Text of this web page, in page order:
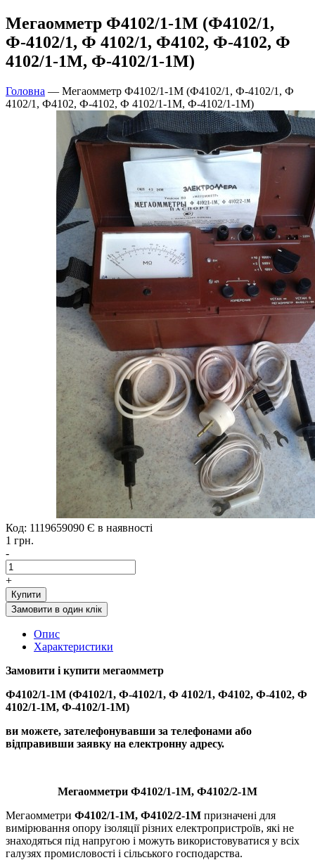
Мегаомметр Ф4102/1-1М (Ф4102/1,
Ф-4102/1, Ф 4102/1, Ф4102, Ф-4102, Ф
4102/1-1М, Ф-4102/1-1М)
Головна — Мегаомметр Ф4102/1-1М (Ф4102/1, Ф-4102/1, Ф
4102/1, Ф4102, Ф-4102, Ф 4102/1-1М, Ф-4102/1-1М)
Код: 1119659090 Є в наявності
1 грн.
-
+
Купити
Замовити в один клік
Опис
Характеристики
Замовити і купити мегаомметр
Ф4102/1-1М (Ф4102/1, Ф-4102/1, Ф 4102/1, Ф4102, Ф-4102, Ф
4102/1-1М, Ф-4102/1-1М)
ви можете, зателефонувавши за телефонами або
відправивши заявку на електронну адресу.
Мегаомметри Ф4102/1-1М, Ф4102/2-1М
Мегаомметри Ф4102/1-1М, Ф4102/2-1М призначені для
вимірювання опору ізоляції різних електропристроїв, які не
знаходяться під напругою і можуть використовуватися у всіх
галузях промисловості і сільського господарства.